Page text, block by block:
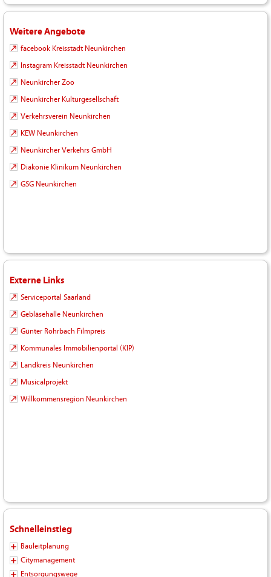
Weitere Angebote
facebook Kreisstadt Neunkirchen
Instagram Kreisstadt Neunkirchen
Neunkircher Zoo
Neunkircher Kulturgesellschaft
Verkehrsverein Neunkirchen
KEW Neunkirchen
Neunkircher Verkehrs GmbH
Diakonie Klinikum Neunkirchen
GSG Neunkirchen
Externe Links
Serviceportal Saarland
Gebläsehalle Neunkirchen
Günter Rohrbach Filmpreis
Kommunales Immobilienportal (KIP)
Landkreis Neunkirchen
Musicalprojekt
Willkommensregion Neunkirchen
Schnelleinstieg
Bauleitplanung
Citymanagement
Entsorgungswege